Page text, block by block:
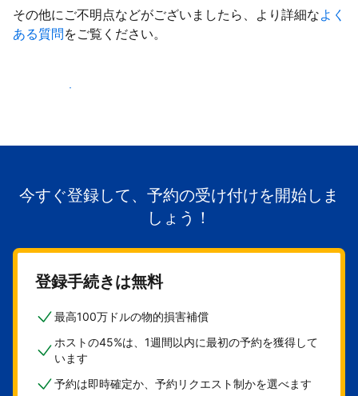
その他にご不明点などがございましたら、より詳細なよく
ある質問をご覧ください。
掲載を開始する
今すぐ登録して、予約の受け付けを開始しま
しょう！
登録手続きは無料
最高100万ドルの物的損害補償
ホストの45%は、1週間以内に最初の予約を獲得して
います
予約は即時確定か、予約リクエスト制かを選べます